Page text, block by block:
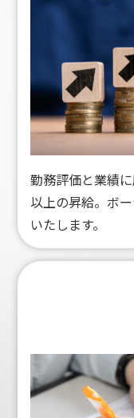
勤務評価と業績
以上の昇給。ボ
いたします。